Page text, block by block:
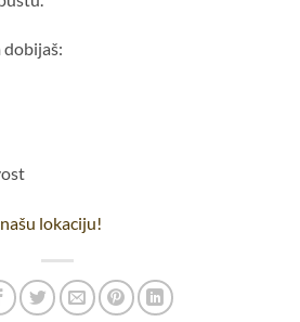
lokaciju!